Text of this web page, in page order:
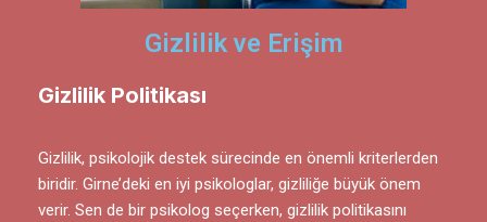
Gizlilik ve Erişim
Gizlilik Politikası
Gizlilik, psikolojik destek sürecinde en önemli kriterlerden
biridir. Girne’deki en iyi psikologlar, gizliliğe büyük önem
verir. Sen de bir psikolog seçerken, gizlilik politikasını